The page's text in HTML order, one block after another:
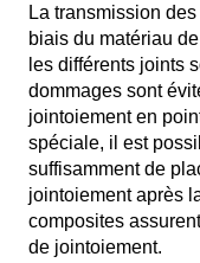
La transmission
biais du matériau
les différents joints
dommages sont
jointoiement en
spéciale, il est
suffisamment de
jointoiement après
composites
de jointoiement.